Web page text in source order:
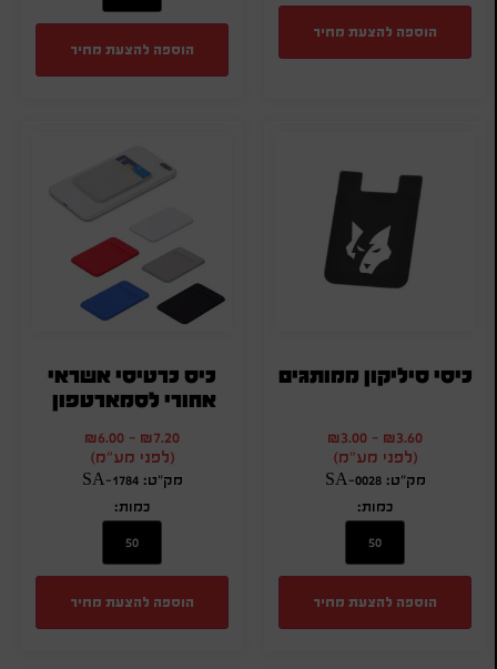
הוספה להצעת מחיר
הוספה להצעת מחיר
כיסי סיליקון ממותגים
₪3.60
-
₪3.00
(לפני מע"מ)
מק"ט: SA-0028
כמות:
הוספה להצעת מחיר
כיס כרטיסי אשראי
אחורי לסמארטפון
₪7.20
-
₪6.00
(לפני מע"מ)
מק"ט: SA-1784
כמות:
הוספה להצעת מחיר